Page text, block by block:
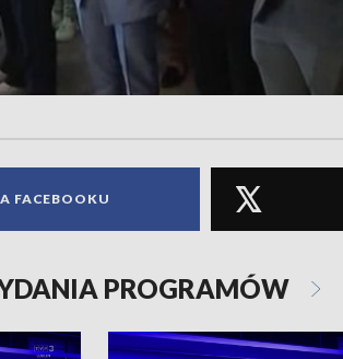
FACEBOOKU
PROGRAMÓW